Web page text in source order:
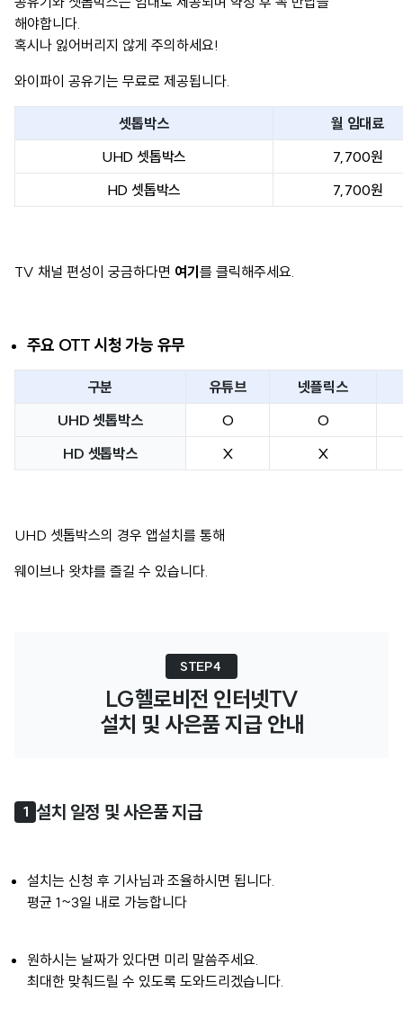
해야합니다.
혹시나 잃어버리지 않게 주의하세요!
와이파이 공유기는 무료로 제공됩니다.
셋톱박스
월 임대료
UHD 셋톱박스
7,700원
HD 셋톱박스
7,700원
TV 채널 편성이 궁금하다면 여기를 클릭해주세요.
주요 OTT 시청 가능 유무
구분 유튜브
넷플릭스
UHD 셋톱박스
O
O
HD 셋톱박스
X X
UHD 셋톱박스의 경우 앱설치를 통해
웨이브나 왓챠를 즐길 수 있습니다.
STEP4
LG헬로비전 인터넷TV
설치 및 사은품 지급 안내
1 설치 일정 및 사은품 지급
설치는 신청 후 기사님과 조율하시면 됩니다.
평균 1~3일 내로 가능합니다
원하시는 날짜가 있다면 미리 말씀주세요.
최대한 맞춰드릴 수 있도록 도와드리겠습니다.